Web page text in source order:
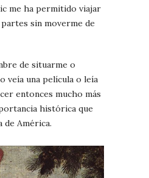
me ha permitido viajar
sin moverme de
de situarme o
veía una película o leía
entonces mucho más
histórica que
de América.